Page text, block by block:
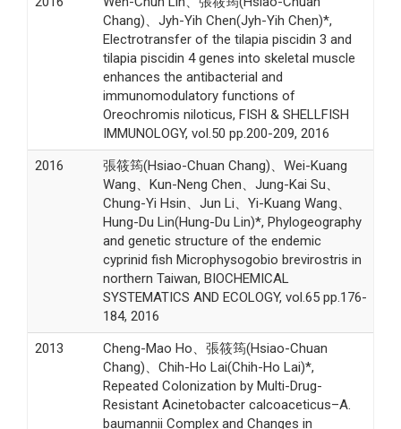
Chang)、Jyh-Yih Chen(Jyh-Yih Chen)*,
Electrotransfer of the tilapia piscidin 3 and
tilapia piscidin 4 genes into skeletal muscle
enhances the antibacterial and
immunomodulatory functions of
Oreochromis niloticus, FISH & SHELLFISH
IMMUNOLOGY, vol.50 pp.200-209, 2016
2016
張筱筠(Hsiao-Chuan Chang)、Wei-Kuang
Wang、Kun-Neng Chen、Jung-Kai Su、
Chung-Yi Hsin、Jun Li、Yi-Kuang Wang、
Hung-Du Lin(Hung-Du Lin)*, Phylogeography
and genetic structure of the endemic
cyprinid fish Microphysogobio brevirostris in
northern Taiwan, BIOCHEMICAL
SYSTEMATICS AND ECOLOGY, vol.65 pp.176-
184, 2016
2013
Cheng-Mao Ho、張筱筠(Hsiao-Chuan
Chang)、Chih-Ho Lai(Chih-Ho Lai)*,
Repeated Colonization by Multi-Drug-
Resistant Acinetobacter calcoaceticus–A.
baumannii Complex and Changes in